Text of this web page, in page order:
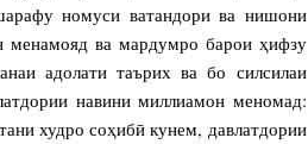
номуси ватандори ва нишони
менамояд ва мардумро барои ҳифзу
адолати таърих ва бо силсилаи
навини миллиамон меномад:
худро соҳибӣ кунем, давлатдории